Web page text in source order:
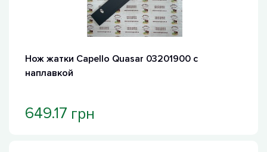
Нож жатки Capello Quasar 03201900 с
наплавкой
649.17 грн